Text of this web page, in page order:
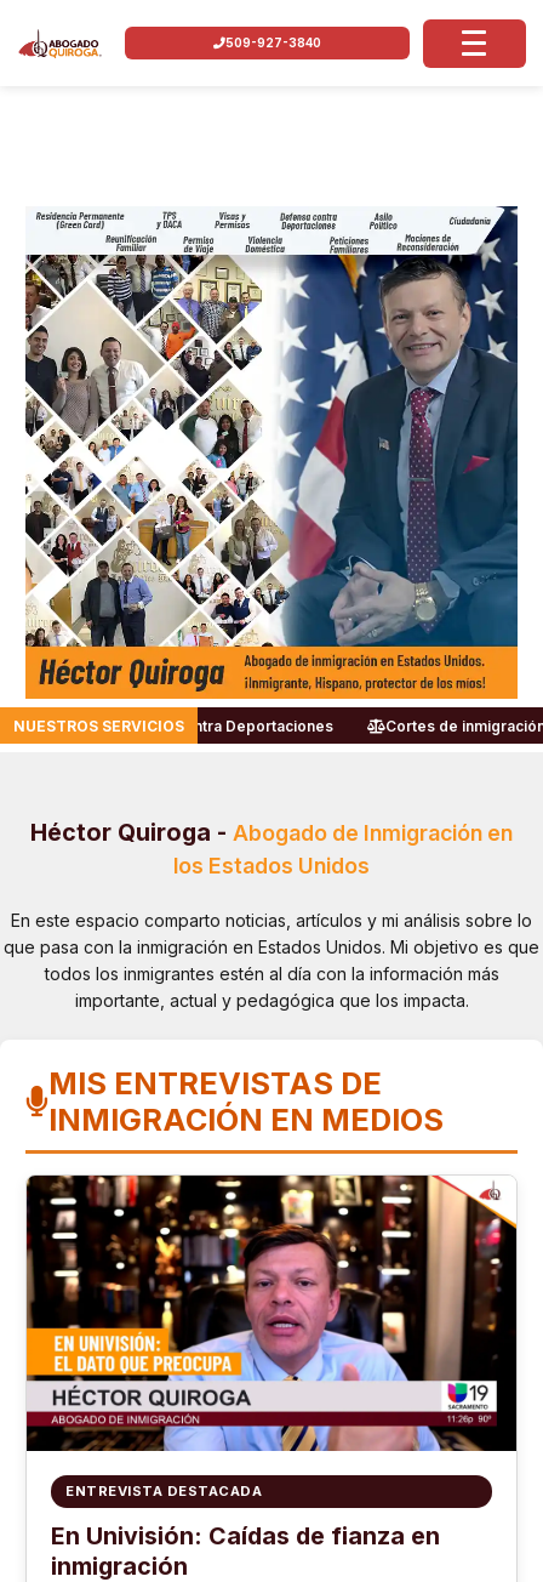
509-927-3840
NUESTROS SERVICIOS
Deportaciones Cortes de inmigración Habeas Corpus
Héctor Quiroga - Abogado de Inmigración en
los Estados Unidos
En este espacio comparto noticias, artículos y mi análisis sobre lo
que pasa con la inmigración en Estados Unidos. Mi objetivo es que
todos los inmigrantes estén al día con la información más
importante, actual y pedagógica que los impacta.
MIS ENTREVISTAS DE
INMIGRACIÓN EN MEDIOS
ENTREVISTA DESTACADA
En Univisión: Caídas de fianza en
inmigración